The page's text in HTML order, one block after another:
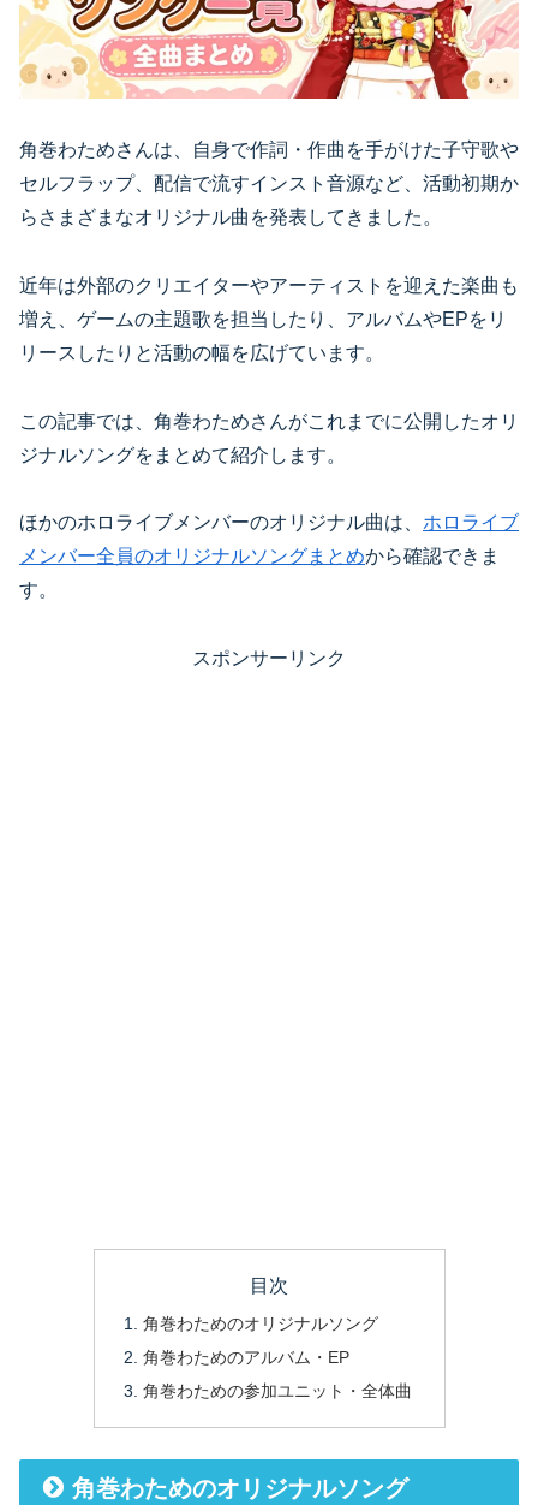
角巻わためさんは、自身で作詞・作曲を手がけた子守歌や
セルフラップ、配信で流すインスト音源など、活動初期か
らさまざまなオリジナル曲を発表してきました。
近年は外部のクリエイターやアーティストを迎えた楽曲も
増え、ゲームの主題歌を担当したり、アルバムやEPをリ
リースしたりと活動の幅を広げています。
この記事では、角巻わためさんがこれまでに公開したオリ
ジナルソングをまとめて紹介します。
ほかのホロライブメンバーのオリジナル曲は、 ホロライブ
メンバー全員のオリジナルソングまとめから確認できま
す。
スポンサーリンク
目次
角巻わためのオリジナルソング
角巻わためのアルバム・EP
角巻わための参加ユニット・全体曲
角巻わためのオリジナルソング